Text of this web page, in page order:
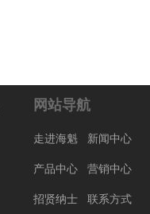
网站导航
走进海魁
新闻中心
产品中心
营销中心
招贤纳士
联系方式